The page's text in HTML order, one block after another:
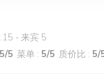
- 来宾 5
5/5 菜单 : 5/5 质价比 : 5/